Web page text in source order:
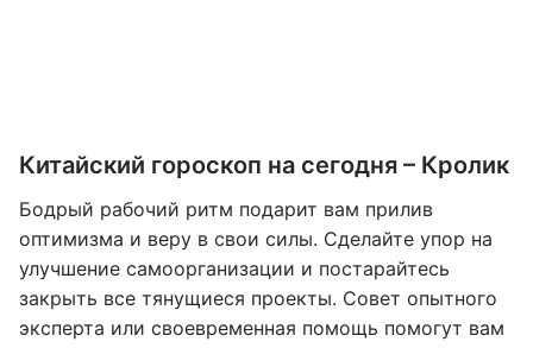
Китайский гороскоп на сегодня – Кролик
Бодрый рабочий ритм подарит вам прилив
оптимизма и веру в свои силы. Сделайте упор на
улучшение самоорганизации и постарайтесь
закрыть все тянущиеся проекты. Совет опытного
эксперта или своевременная помощь помогут вам